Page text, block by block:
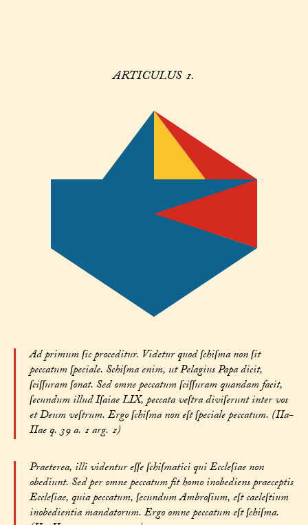
ARTICULUS 1.
Ad primum ſic proceditur. Videtur quod ſchiſma non ſit
peccatum ſpeciale. Schiſma enim, ut Pelagius Papa dicit,
ſciſſuram ſonat. Sed omne peccatum ſciſſuram quandam facit,
ſecundum illud Iſaiae LIX, peccata veſtra diviſerunt inter vos
et Deum veſtrum. Ergo ſchiſma non eſt ſpeciale peccatum. (IIa-
IIae q. 39 a. 1 arg. 1)
Praeterea, illi videntur eſſe ſchiſmatici qui Eccleſiae non
obediunt. Sed per omne peccatum fit homo inobediens praeceptis
Eccleſiae, quia peccatum, ſecundum Ambroſium, eſt caeleſtium
inobedientia mandatorum. Ergo omne peccatum eſt ſchiſma.